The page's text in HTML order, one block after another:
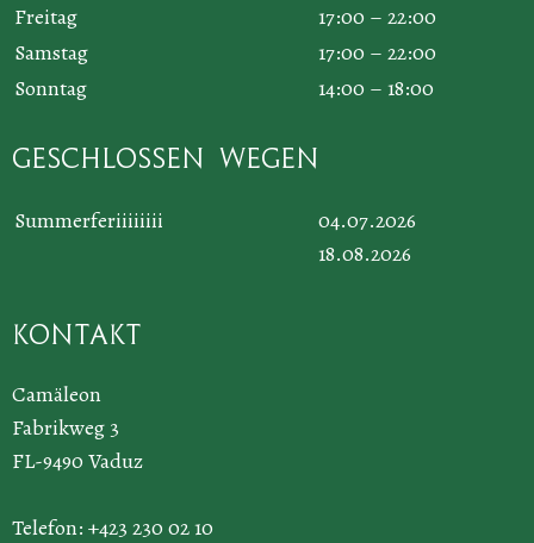
Freitag
17:00 – 22:00
Samstag
17:00 – 22:00
Sonntag
14:00 – 18:00
Geschlossen wegen
Summerferiiiiiiii
04.07.2026
18.08.2026
Kontakt
Camäleon
Fabrikweg 3
FL-9490 Vaduz
Telefon: +423 230 02 10